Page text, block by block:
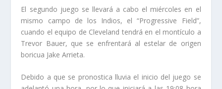
El segundo juego se llevará a cabo el miércoles en el
mismo campo de los Indios, el “Progressive Field”,
cuando el equipo de Cleveland tendrá en el montículo a
Trevor Bauer, que se enfrentará al estelar de origen
boricua Jake Arrieta.
Debido a que se pronostica lluvia el inicio del juego se